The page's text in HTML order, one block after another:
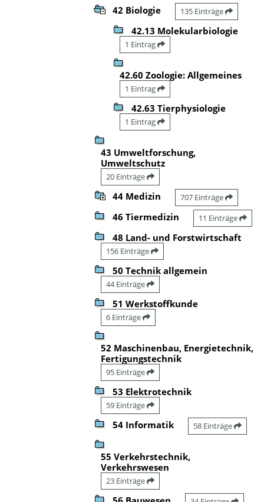
42 Biologie 135 Einträge
42.13 Molekularbiologie
1 Eintrag
42.60 Zoologie: Allgemeines
1 Eintrag
42.63 Tierphysiologie
1 Eintrag
43 Umweltforschung,
Umweltschutz
20 Einträge
44 Medizin 707 Einträge
46 Tiermedizin 11 Einträge
48 Land- und Forstwirtschaft
156 Einträge
50 Technik allgemein
44 Einträge
51 Werkstoffkunde
6 Einträge
52 Maschinenbau, Energietechnik,
Fertigungstechnik
95 Einträge
53 Elektrotechnik
59 Einträge
54 Informatik 58 Einträge
55 Verkehrstechnik,
Verkehrswesen
23 Einträge